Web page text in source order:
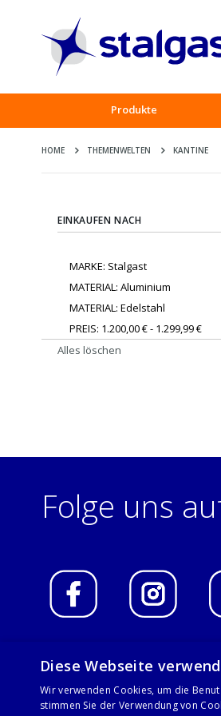
Produkte
HOME THEMENWELTEN KANTINE
EINKAUFEN NACH
MARKE Stalgast
MATERIAL Aluminium
MATERIAL Edelstahl
PREIS 1.200,00 € - 1.299,99 €
Alles löschen
Folge uns
© 2021 Stalgast GmbH
Diese Webseite
Wir verwenden Cookies, um die
stimmen Sie der Verwendung von